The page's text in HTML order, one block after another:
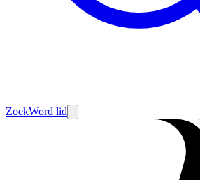
ZoekWord lid